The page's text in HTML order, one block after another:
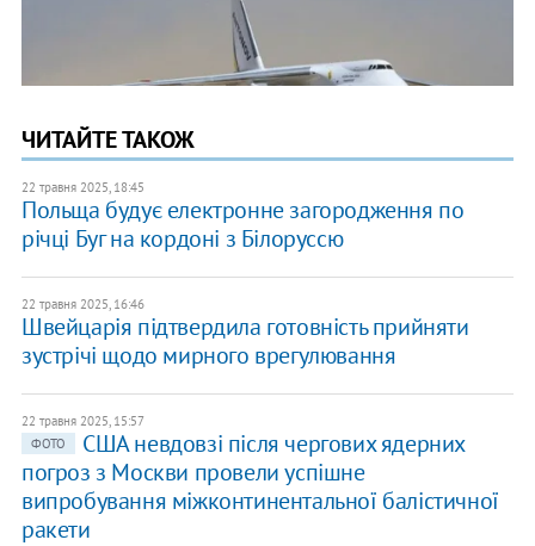
ЧИТАЙТЕ ТАКОЖ
22 травня 2025, 18:45
Польща будує електронне загородження по
річці Буг на кордоні з Білоруссю
22 травня 2025, 16:46
Швейцарія підтвердила готовність прийняти
зустрічі щодо мирного врегулювання
22 травня 2025, 15:57
ФОТО
США невдовзі після чергових ядерних
погроз з Москви провели успішне
випробування міжконтинентальної балістичної
ракети